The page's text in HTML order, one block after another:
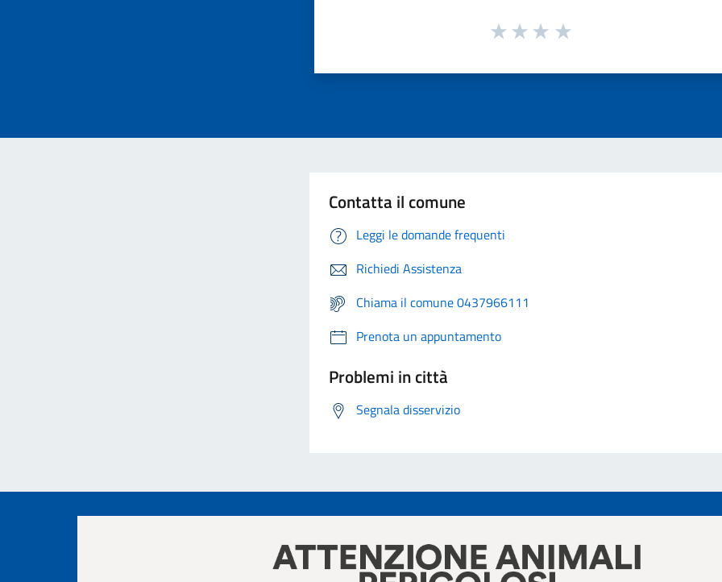
Contatta il comune
Leggi le domande frequenti
Richiedi Assistenza
Chiama il comune 0437966111
Prenota un appuntamento
Problemi in città
Segnala disservizio